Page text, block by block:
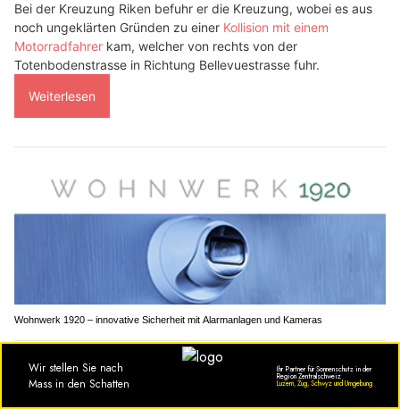
Bei der Kreuzung Riken befuhr er die Kreuzung, wobei es aus
noch ungeklärten Gründen zu einer Kollision mit einem
Motorradfahrer kam, welcher von rechts von der
Totenbodenstrasse in Richtung Bellevuestrasse fuhr.
Weiterlesen
Wohnwerk 1920 – innovative Sicherheit mit Alarmanlagen und Kameras